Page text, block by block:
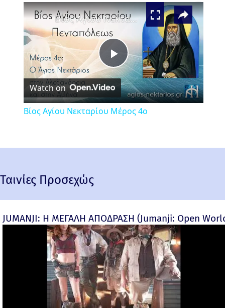
×
Play
Video
Βίος Αγίου Νεκταρίου Μέρος 4ο
Watch on
Βίος Αγίου Νεκταρίου Μέρος 4ο
Ταινίες Προσεχώς
JUMANJI: Η ΜΕΓΑΛΗ ΑΠΟΔΡΑΣΗ (Jumanji: Open